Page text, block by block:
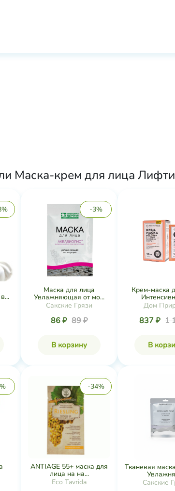
Маска-крем для лица
-3%
Маска для лица
Увлажняющая от мо...
Сакские Грязи
86 ₽ 89 ₽
В корзину
Крем-маска
Дом
837 ₽ 1
В
-34%
ANTIAGE 55+ маска для
лица на на...
Eco Tavrida
Тканевая
Сакские